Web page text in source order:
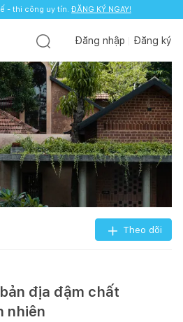
- thi công uy tín. ĐĂNG KÝ NGAY!
Đăng nhập Đăng ký
Theo dõi
địa đậm chất
nhiên